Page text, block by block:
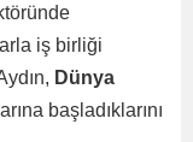
iş birliği
Dünya
başladıklarını